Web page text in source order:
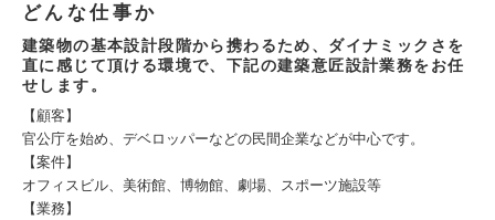
どんな仕事か
建築物の基本設計段階から携わるため、ダイナミックさを
直に感じて頂ける環境で、下記の建築意匠設計業務をお任
せします。
【顧客】
官公庁を始め、デベロッパーなどの民間企業などが中心です。
【案件】
オフィスビル、美術館、博物館、劇場、スポーツ施設等
【業務】